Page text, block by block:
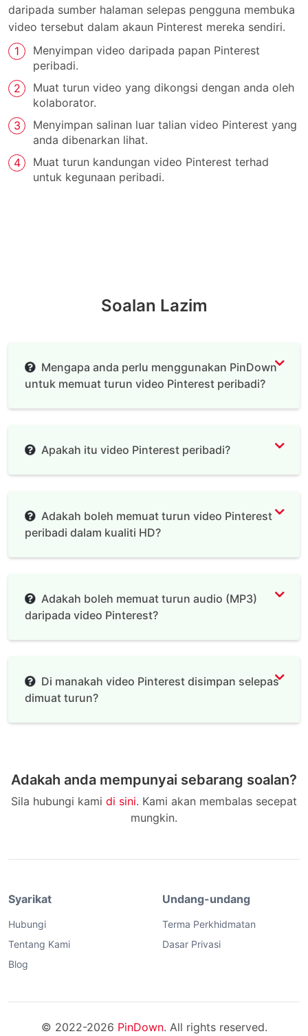
daripada sumber halaman selepas pengguna membuka
video tersebut dalam akaun Pinterest mereka sendiri.
Menyimpan video daripada papan Pinterest
peribadi.
Muat turun video yang dikongsi dengan anda oleh
kolaborator.
Menyimpan salinan luar talian video Pinterest yang
anda dibenarkan lihat.
Muat turun kandungan video Pinterest terhad
untuk kegunaan peribadi.
Soalan Lazim
Mengapa anda perlu menggunakan PinDown
untuk memuat turun video Pinterest peribadi?
Apakah itu video Pinterest peribadi?
Adakah boleh memuat turun video Pinterest
peribadi dalam kualiti HD?
Adakah boleh memuat turun audio (MP3)
daripada video Pinterest?
Di manakah video Pinterest disimpan selepas
dimuat turun?
Adakah anda mempunyai sebarang soalan?
Sila hubungi kami di sini. Kami akan membalas secepat
mungkin.
Syarikat
Hubungi
Tentang Kami
Blog
Undang-undang
Terma Perkhidmatan
Dasar Privasi
© 2022-2026 PinDown. All rights reserved.